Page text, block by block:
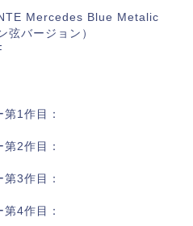
Mercedes Blue Metalic
バージョン）
1作目：
2作目：
3作目：
4作目：